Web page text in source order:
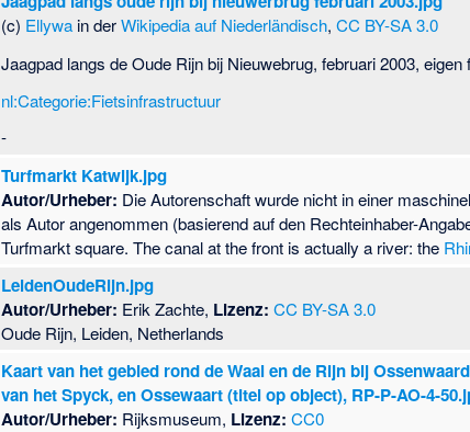
(c) Ellywa in derWikipedia auf Niederländisch,CC BY-SA 3.0
Jaagpad langs de Oude Rijn bij Nieuwebrug, februari 2003, eigen
nl:Categorie:Fietsinfrastructuur
-
Turfmarkt Katwijk.jpg
Autor/Urheber: Die Autorenschaft wurde nicht in einer
als Autor angenommen (basierend auf den Rechteinhaber-
Turfmarkt square. The canal at the front is actually a river: the
LeidenOudeRijn.jpg
Autor/Urheber: Erik Zachte, Lizenz: CC BY-SA 3.0
Oude Rijn, Leiden, Netherlands
Kaart van het gebied rond de Waal en de Rijn bij
van het Spyck, en Ossewaart (titel op object), RP-P-AO-4-
Autor/Urheber: Rijksmuseum, Lizenz: CC0